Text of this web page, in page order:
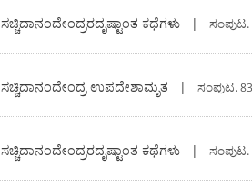
ಸಚ್ಚಿದಾನಂದೇಂದ್ರರದೃಷ್ಟಾಂತ ಕಥೆಗಳು | ಸಂಪುಟ.
ಸಚ್ಚಿದಾನಂದೇಂದ್ರ ಉಪದೇಶಾಮೃತ | ಸಂಪುಟ.
ಸಚ್ಚಿದಾನಂದೇಂದ್ರರದೃಷ್ಟಾಂತ ಕಥೆಗಳು | ಸಂಪುಟ.